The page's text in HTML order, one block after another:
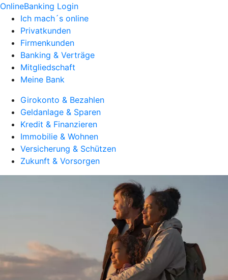
OnlineBanking Login
Ich mach´s online
Privatkunden
Firmenkunden
Banking & Verträge
Mitgliedschaft
Meine Bank
Girokonto & Bezahlen
Geldanlage & Sparen
Kredit & Finanzieren
Immobilie & Wohnen
Versicherung & Schützen
Zukunft & Vorsorgen